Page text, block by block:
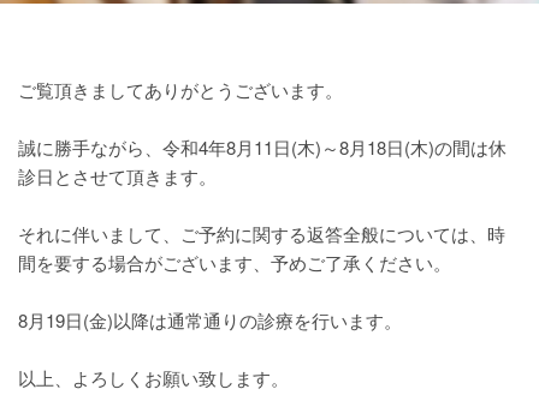
ご覧頂きましてありがとうございます。
誠に勝手ながら、令和4年8月11日(木)～8月18日(木)の間は休
診日とさせて頂きます。
それに伴いまして、ご予約に関する返答全般については、時
間を要する場合がございます、予めご了承ください。
8月19日(金)以降は通常通りの診療を行います。
以上、よろしくお願い致します。